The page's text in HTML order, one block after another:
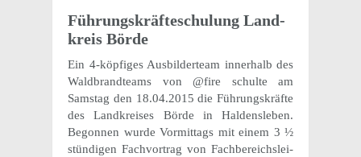
Führungs­kräf­te­schu­lung Land­
kreis Börde
Ein 4-köpfi­ges Ausbil­der­team inner­halb des
Wald­brand­teams von @fire schulte am
Sams­tag den 18.04.2015 die Führungs­kräfte
des Land­krei­ses Börde in Haldensleben.
Begon­nen wurde Vormit­tags mit einem 3 ½
stün­di­gen Fach­vor­trag von Fach­be­reichs­lei­